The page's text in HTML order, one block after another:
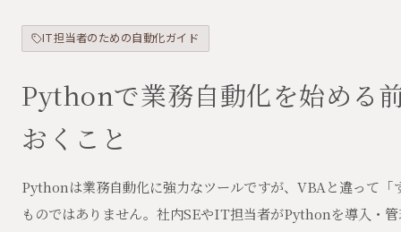
IT担当者のための自動化ガイド
Pythonで業務自動化を始める
おくこと
Pythonは業務自動化に強力なツールですが、VBAと違って「
ものではありません。社内SEやIT担当者がPythonを導入・